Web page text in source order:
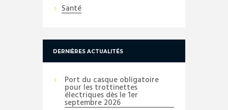
Santé
DERNIÈRES ACTUALITÉS
Port du casque obligatoire
pour les trottinettes
électriques dès le 1er
septembre 2026